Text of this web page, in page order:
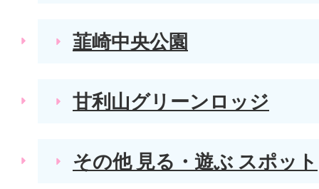
韮崎中央公園
甘利山グリーンロッジ
その他 見る・遊ぶ スポット